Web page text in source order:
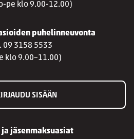
pe klo 9.00-12.00)
puhelinneuvonta
09 3158 5533
klo 9.00–11.00)
SISÄÄN
ja jäsenmaksuasiat